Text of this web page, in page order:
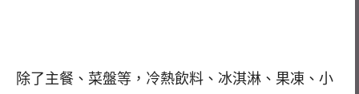
除了主餐、菜盤等，冷熱飲料、冰淇淋、果凍、小